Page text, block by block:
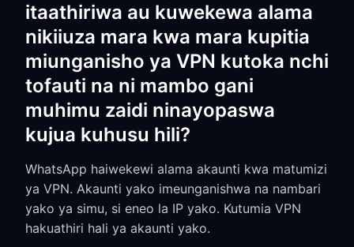
itaathiriwa au kuwekewa alama
nikiiuza mara kwa mara kupitia
miunganisho ya VPN kutoka nchi
tofauti na ni mambo gani
muhimu zaidi ninayopaswa
kujua kuhusu hili?
WhatsApp haiwekewi alama akaunti kwa matumizi
ya VPN. Akaunti yako imeunganishwa na nambari
yako ya simu, si eneo la IP yako. Kutumia VPN
hakuathiri hali ya akaunti yako.